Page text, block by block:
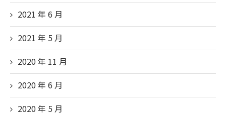
2021 年 6 月
2021 年 5 月
2020 年 11 月
2020 年 6 月
2020 年 5 月